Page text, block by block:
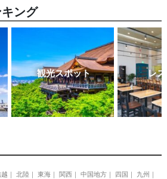
ング
観光スポット レ
北陸 東海 関西 中国地方 四国 九州